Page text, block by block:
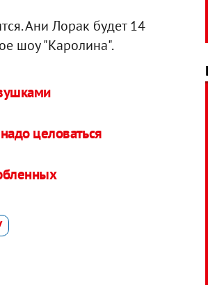
Ани Лорак будет 14
шоу "Каролина".
целоваться